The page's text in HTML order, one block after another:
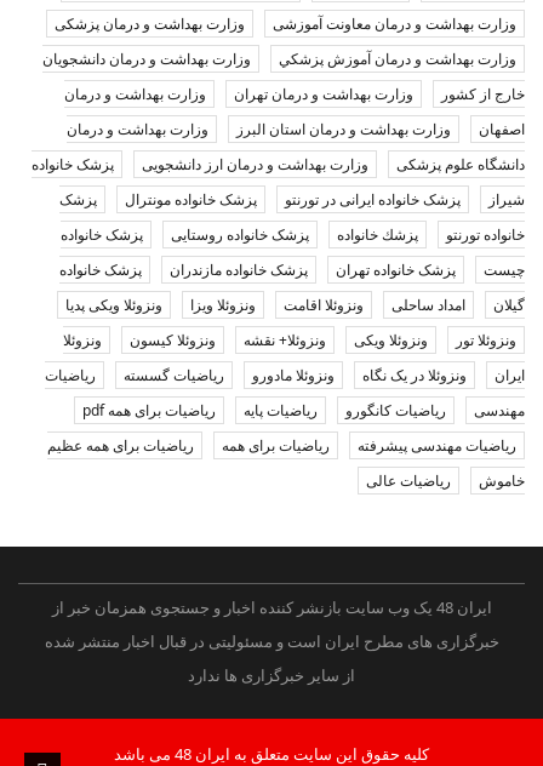
وزارت بهداشت و درمان معاونت آموزشی
وزارت بهداشت و درمان پزشکی
وزارت بهداشت و درمان آموزش پزشكي
وزارت بهداشت و درمان دانشجویان
خارج از کشور
وزارت بهداشت و درمان تهران
وزارت بهداشت و درمان
اصفهان
وزارت بهداشت و درمان استان البرز
وزارت بهداشت و درمان
دانشگاه علوم پزشکی
وزارت بهداشت و درمان ارز دانشجویی
پزشک خانواده
شیراز
پزشک خانواده ایرانی در تورنتو پزشک خانواده مونترال
پزشک
خانواده تورنتو
پزشك خانواده پزشک خانواده روستایی
پزشک خانواده
چیست
پزشک خانواده تهران پزشک خانواده مازندران
پزشک خانواده
گیلان
امداد ساحلی ونزوئلا اقامت ونزوئلا ویزا
ونزوئلا ویکی پدیا
ونزوئلا تور
ونزوئلا ویکی ونزوئلا+ نقشه ونزوئلا کیسون
ونزوئلا
ایران
ونزوئلا در یک نگاه ونزوئلا مادورو ریاضیات گسسته
ریاضیات
مهندسی
ریاضیات کانگورو ریاضیات پایه
ریاضیات برای همه pdf
ریاضیات مهندسی پیشرفته
ریاضیات برای همه
ریاضیات برای همه عظیم
خاموش
ریاضیات عالی
ایران 48 یک وب سایت بازنشر کننده اخبار و جستجوی همزمان خبر از
خبرگزاری های مطرح ایران است و مسئولیتی در قبال اخبار منتشر شده
از سایر خبرگزاری ها ندارد
کلیه حقوق این سایت متعلق به ایران 48 می باشد